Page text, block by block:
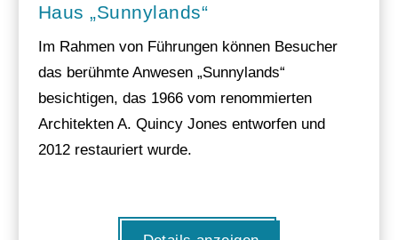
Haus „Sunnylands“
Im Rahmen von Führungen können Besucher
das berühmte Anwesen „Sunnylands“
besichtigen, das 1966 vom renommierten
Architekten A. Quincy Jones entworfen und
2012 restauriert wurde.